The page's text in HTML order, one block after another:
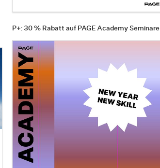
P+: 30 % Rabatt auf PAGE Academy Seminare